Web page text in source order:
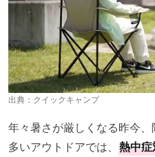
出典： クイックキャンプ
年々暑さが厳しくなる昨今
多いアウトドアでは、 熱中